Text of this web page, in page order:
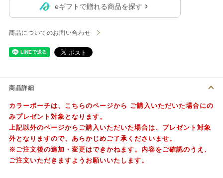
eギフトで贈れる商品を探す
商品についてのお問い合わせ
商品詳細
カラーポーチは、 こちらのページから ご購入いただいた場合にの
みプレゼント対象となります。
上記以外のページからご購入いただいた場合は、プレゼント対象
外となりますので、あらかじめご了承くださいませ。
※ご注文後の追加・変更はできかねます。内容をご確認のうえ、
ご注文いただきますようお願いいたします。